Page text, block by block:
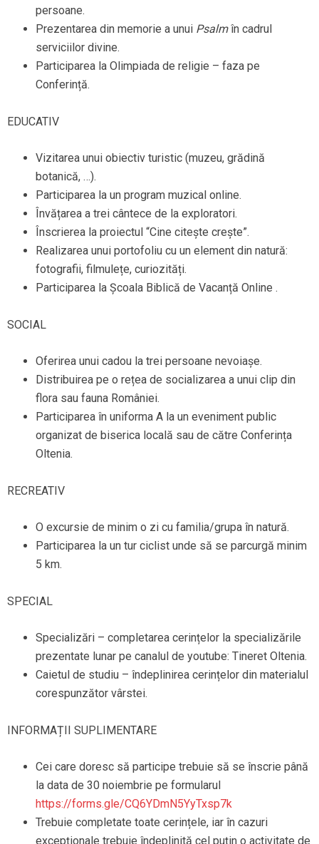
persoane.
Prezentarea din memorie a unui Psalmîn cadrul
serviciilor divine.
Participarea la Olimpiada de religie – faza pe
Conferință.
EDUCATIV
Vizitarea unui obiectiv turistic (muzeu, grădină
botanică, …).
Participarea la un program muzical online.
Învățarea a trei cântece de la exploratori.
Înscrierea la proiectul “Cine citește crește”.
Realizarea unui portofoliu cu un element din natură:
fotografii, filmulețe, curiozități.
Participarea la Școala Biblică de Vacanță Online .
SOCIAL
Oferirea unui cadou la trei persoane nevoiașe.
Distribuirea pe o rețea de socializarea a unui clip din
flora sau fauna României.
Participarea în uniforma A la un eveniment public
organizat de biserica locală sau de către Conferința
Oltenia.
RECREATIV
O excursie de minim o zi cu familia/grupa în natură.
Participarea la un tur ciclist unde să se parcurgă minim
5 km.
SPECIAL
Specializări – completarea cerințelor la specializările
prezentate lunar pe canalul de youtube: Tineret Oltenia.
Caietul de studiu – îndeplinirea cerințelor din materialul
corespunzător vârstei.
INFORMAȚII SUPLIMENTARE
Cei care doresc să participe trebuie să se înscrie până
la data de 30 noiembrie pe formularul
https://forms.gle/CQ6YDmN5YyTxsp7k
Trebuie completate toate cerințele, iar în cazuri
excepționale trebuie îndeplinită cel puțin o activitate de